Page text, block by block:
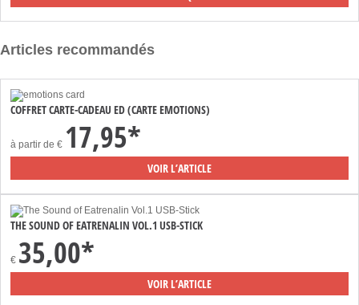
Articles recommandés
COFFRET CARTE-CADEAU ED (CARTE EMOTIONS)
à partir de € 17,95*
VOIR L’ARTICLE
THE SOUND OF EATRENALIN VOL.1 USB-STICK
€ 35,00*
VOIR L’ARTICLE